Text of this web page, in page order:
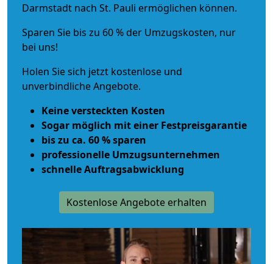
Darmstadt nach St. Pauli ermöglichen können.
Sparen Sie bis zu 60 % der Umzugskosten, nur
bei uns!
Holen Sie sich jetzt kostenlose und
unverbindliche Angebote.
Keine versteckten Kosten
Sogar möglich mit einer Festpreisgarantie
bis zu ca. 60 % sparen
professionelle Umzugsunternehmen
schnelle Auftragsabwicklung
Kostenlose Angebote erhalten